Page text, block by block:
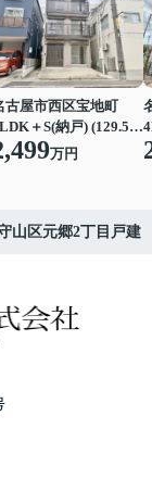
古屋市西区宝地町
5LDK＋S(納戸) (129.57㎡)
万円
山区元郷2丁目戸建